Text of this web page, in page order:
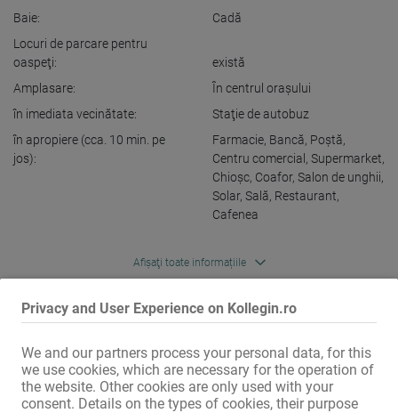
Privacy and User Experience on Kollegin.ro
We and our partners process your personal data, for this
we use cookies, which are necessary for the operation of
the website. Other cookies are only used with your
consent. Details on the types of cookies, their purpose
Baie:
Cadă
Locuri de parcare pentru
oaspeţi:
există
Amplasare:
În centrul oraşului
în imediata vecinătate:
Staţie de autobuz
în apropiere (cca. 10 min. pe
jos):
Farmacie, Bancă, Poştă,
Centru comercial , Supermarket,
Chioşc, Coafor, Salon de unghii,
Solar, Sală, Restaurant,
Cafenea
Afișaţi toate informațiile
Apartamente de vacanță frumoase de închiriat – potrivite și pentru
Diverse dimensiuni de la 60-120 m². Chirie de la 500 €.